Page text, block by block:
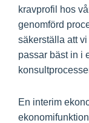
kravprofil hos
genomförd
säkerställa att
passar bäst in i
En interim